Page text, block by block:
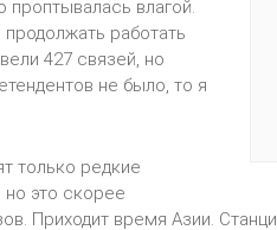
влагой.
работать
427 связей, но
не было, то я
только редкие
это скорее
Приходит время Азии.